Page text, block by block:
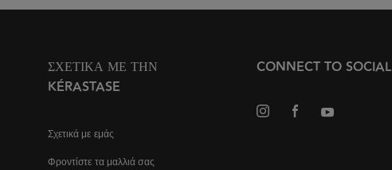
ΣΧΕΤΙΚΆ ΜΕ ΤΗΝ
KÉRASTASE
Σχετικά με εμάς
Φροντίστε τα μαλλιά σας
CONNECT TO SOCIAL